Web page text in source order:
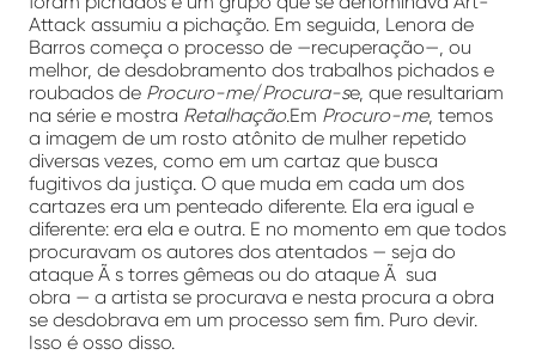
Attack assumiu a pichação. Em seguida, Lenora de
Barros começa o processo de —recuperação—, ou
melhor, de desdobramento dos trabalhos pichados e
roubados de Procuro-me/Procura-se, que resultariam
na série e mostra Retalhação.Em Procuro-me, temos
a imagem de um rosto atônito de mulher repetido
diversas vezes, como em um cartaz que busca
fugitivos da justiça. O que muda em cada um dos
cartazes era um penteado diferente. Ela era igual e
diferente: era ela e outra. E no momento em que todos
procuravam os autores dos atentados — seja do
ataque Ã s torres gêmeas ou do ataque Ã sua
obra — a artista se procurava e nesta procura a obra
se desdobrava em um processo sem fim. Puro devir.
Isso é osso disso.